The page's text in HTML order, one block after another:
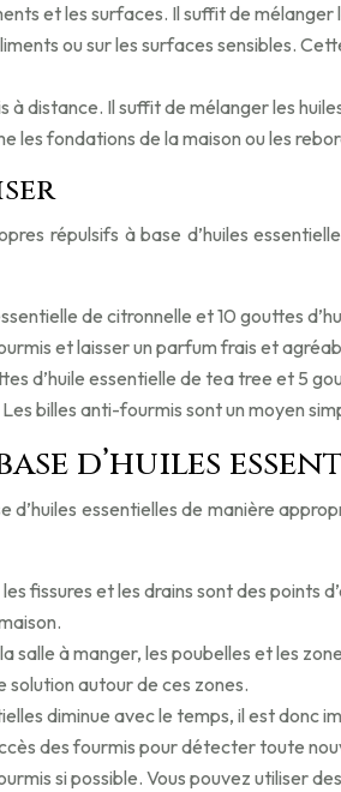
et les surfaces. Il suffit de mélanger
ou sur les surfaces sensibles.
à distance. Il suffit de mélanger les
les fondations de la maison ou les
répulsifs à base d’huiles
de citronnelle et 10 gouttes
et laisser un parfum frais et
d’huile essentielle de tea tree et 5
billes anti-fourmis sont un moyen
d’huiles
essentielles de manière
fissures et les drains sont des points
salle à manger, les poubelles et les
solution autour de ces zones.
diminue avec le temps, il est
des fourmis pour détecter toute
si possible. Vous pouvez utiliser